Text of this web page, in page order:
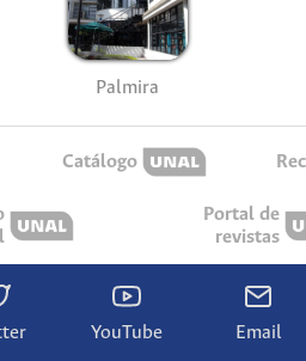
Palmira
Catálogo
Portal de
revistas
YouTube Email